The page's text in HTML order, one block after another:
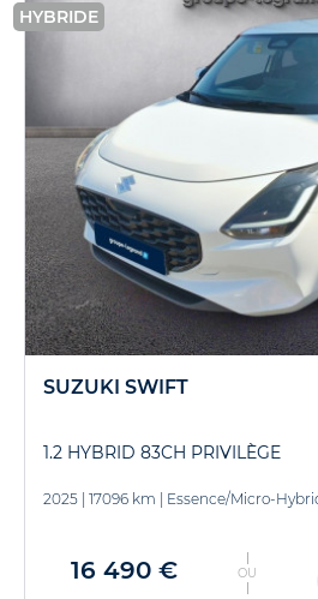
HYBRIDE
SUZUKI SWIFT
1.2 HYBRID 83CH PRIVILÈGE
2025 17096 km Essence/Micro-
16 490 € OU